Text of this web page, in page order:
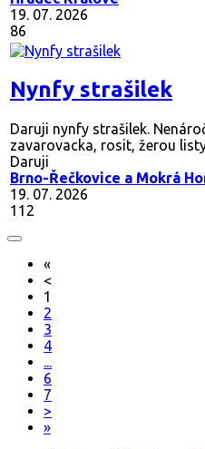
19. 07. 2026
86
Nynfy strašilek
Daruji nynfy strašilek.
zavarovacka, rosit, žerou
Daruji
Brno-Řečkovice a Mokrá
19. 07. 2026
112
«
<
1
2
3
4
...
6
7
>
»